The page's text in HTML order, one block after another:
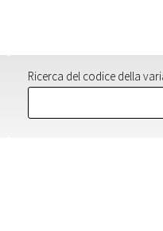
Ricerca del codice della